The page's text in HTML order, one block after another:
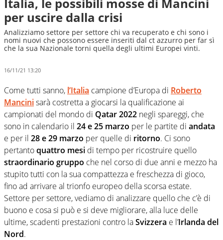
per uscire dalla crisi
Analizziamo settore per settore chi va recuperato e chi sono i
nomi nuovi che possono essere inseriti dal ct azzurro per far sì
che la sua Nazionale torni quella degli ultimi Europei vinti.
16/11/21 13:20
Come tutti sanno, l’Italia campione d’Europa di Roberto
Mancinisarà costretta a giocarsi la qualificazione ai
campionati del mondo di Qatar 2022 negli spareggi, che
sono in calendario il 24 e 25 marzo per le partite di andata
e per il 28 e 29 marzo per quelle di ritorno. Ci sono
pertantoquattro mesi di tempo per ricostruire quello
straordinario gruppo che nel corso di due anni e mezzo ha
stupito tutti con la sua compattezza e freschezza di gioco,
fino ad arrivare al trionfo europeo della scorsa estate.
Settore per settore, vediamo di analizzare quello che c’è di
buono e cosa si può e si deve migliorare, alla luce delle
ultime, scadenti prestazioni contro laSvizzera e l’Irlanda del
Nord.